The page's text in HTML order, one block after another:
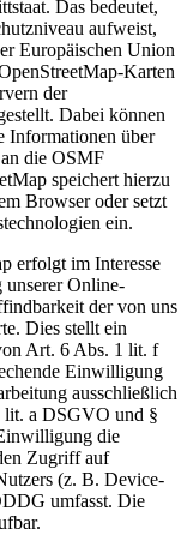
Das bedeutet,
aufweist,
Europäischen Union
Karten
der
Dabei können
Informationen über
die OSMF
speichert hierzu
Browser oder setzt
ein.
erfolgt im Interesse
unserer Online-
der von uns
Dies stellt ein
Art. 6 Abs. 1 lit. f
Einwilligung
ausschließlich
lit. a DSGVO und §
die
Zugriff auf
(z. B. Device-
umfasst. Die